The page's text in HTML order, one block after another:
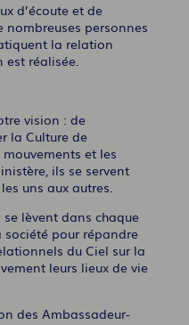
d’écoute et de
nombreuses personnes
la relation
est réalisée.
vision : de
la Culture de
mouvements et les
ils se servent
uns aux autres.
lèvent dans chaque
pour répandre
du Ciel sur la
leurs lieux de vie
des Ambassadeur-